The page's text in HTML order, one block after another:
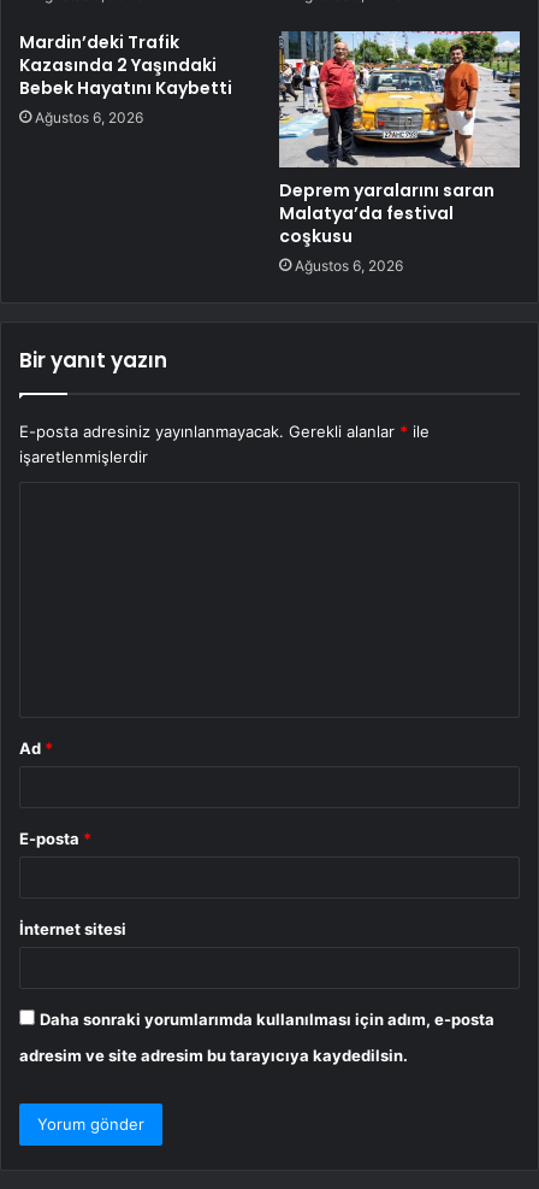
Mardin’deki Trafik
Kazasında 2 Yaşındaki
Bebek Hayatını Kaybetti
Ağustos 6, 2026
Deprem yaralarını saran
Malatya’da festival
coşkusu
Ağustos 6, 2026
Bir yanıt yazın
E-posta adresiniz yayınlanmayacak. Gerekli alanlar * ile
işaretlenmişlerdir
Ad *
E-posta *
İnternet sitesi
Daha sonraki yorumlarımda kullanılması için adım, e-posta
adresim ve site adresim bu tarayıcıya kaydedilsin.